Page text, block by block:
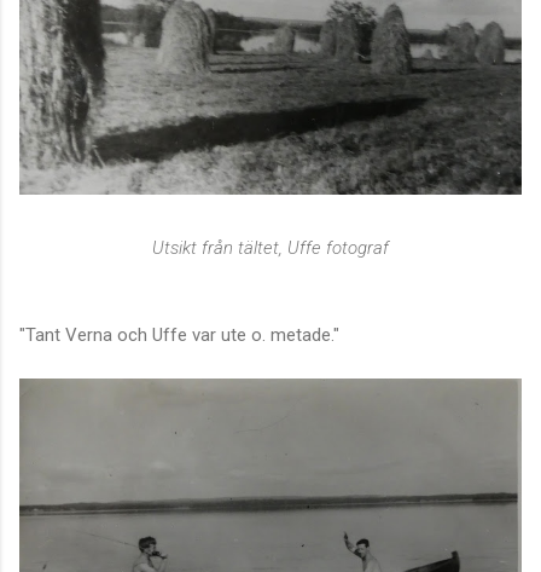
Utsikt från tältet, Uffe fotograf
"Tant Verna och Uffe var ute o. metade."